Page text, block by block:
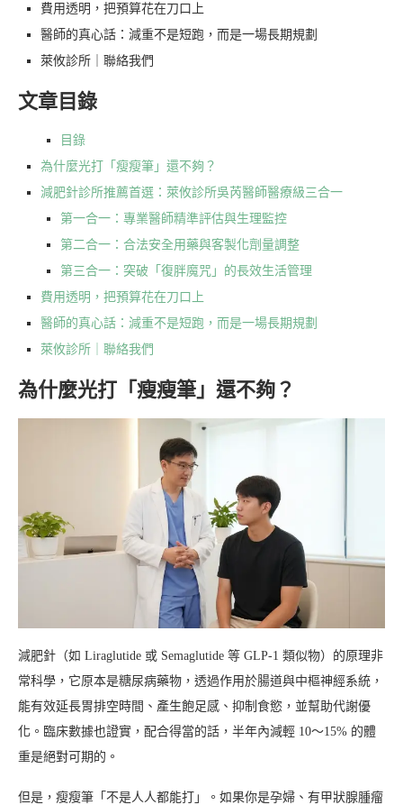
費用透明，把預算花在刀口上
醫師的真心話：減重不是短跑，而是一場長期規劃
萊攸診所｜聯絡我們
文章目錄
目錄
為什麼光打「瘦瘦筆」還不夠？
減肥針診所推薦首選：萊攸診所吳芮醫師醫療級三合一
第一合一：專業醫師精準評估與生理監控
第二合一：合法安全用藥與客製化劑量調整
第三合一：突破「復胖魔咒」的長效生活管理
費用透明，把預算花在刀口上
醫師的真心話：減重不是短跑，而是一場長期規劃
萊攸診所｜聯絡我們
為什麼光打「瘦瘦筆」還不夠？
減肥針（如 Liraglutide 或 Semaglutide 等 GLP-1 類似物）的原理非
常科學，它原本是糖尿病藥物，透過作用於腸道與中樞神經系統，
能有效延長胃排空時間、產生飽足感、抑制食慾，並幫助代謝優
化。臨床數據也證實，配合得當的話，半年內減輕 10～15% 的體
重是絕對可期的。
但是，瘦瘦筆「不是人人都能打」。如果你是孕婦、有甲狀腺腫瘤